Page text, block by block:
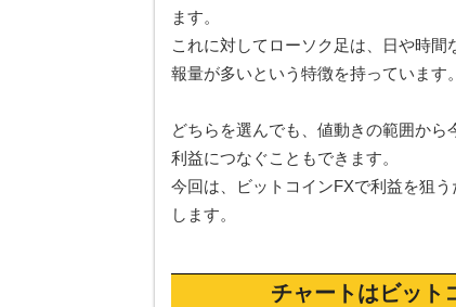
ます。
これに対してローソク足は、日や時
報量が多いという特徴を持っています。
どちらを選んでも、値動きの範囲か
利益につなぐこともできます。
今回は、ビットコインFXで利益を狙
します。
チャートはビット